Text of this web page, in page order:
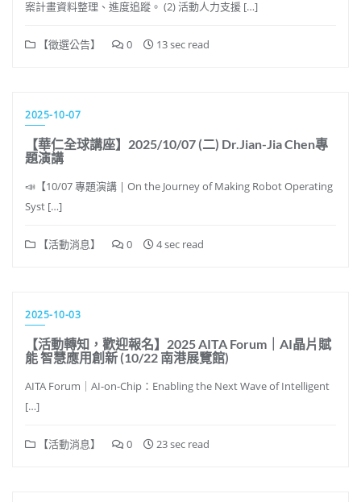
案計畫資料整理、進度追蹤。 (2) 活動人力支援 […]
【徵選公告】 0 13 sec read
2025-10-07
【華仁全球講座】2025/10/07 (二) Dr.Jian-Jia Chen專
題演講
📣【10/07 專題演講 | On the Journey of Making Robot Operating
Syst […]
【活動消息】 0 4 sec read
2025-10-03
【活動轉知，歡迎報名】2025 AITA Forum｜AI晶片賦
能 智慧應用創新 (10/22 南港展覽館)
AITA Forum｜AI-on-Chip：Enabling the Next Wave of Intelligent
[…]
【活動消息】 0 23 sec read